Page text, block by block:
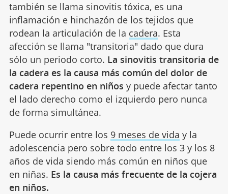
también se llama sinovitis tóxica, es una
inflamación e hinchazón de los tejidos que
rodean la articulación de la cadera. Esta
afección se llama "transitoria" dado que dura
sólo un periodo corto. La sinovitis transitoria de
la cadera es la causa más común del dolor de
cadera repentino en niños y puede afectar tanto
el lado derecho como el izquierdo pero nunca
de forma simultánea.
Puede ocurrir entre los 9 meses de vida y la
adolescencia pero sobre todo entre los 3 y los 8
años de vida siendo más común en niños que
en niñas. Es la causa más frecuente de la cojera
en niños.